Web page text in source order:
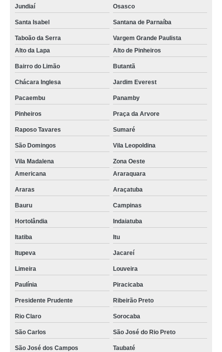
Jundiaí Osasco
Santa Isabel Santana de Parnaíba
Taboão da Serra
Vargem Grande Paulista
Alto da Lapa
Alto de Pinheiros
Bairro do Limão Butantã
Chácara Inglesa Jardim Everest
Pacaembu Panamby
Pinheiros Praça da Arvore
Raposo Tavares Sumaré
São Domingos Vila Leopoldina
Vila Madalena
Zona Oeste
Americana
Araraquara
Araras Araçatuba
Bauru Campinas
Hortolândia Indaiatuba
Itatiba Itu
Itupeva Jacareí
Limeira Louveira
Paulínia Piracicaba
Presidente Prudente Ribeirão Preto
Rio Claro Sorocaba
São Carlos São José do Rio Preto
São José dos Campos Taubaté